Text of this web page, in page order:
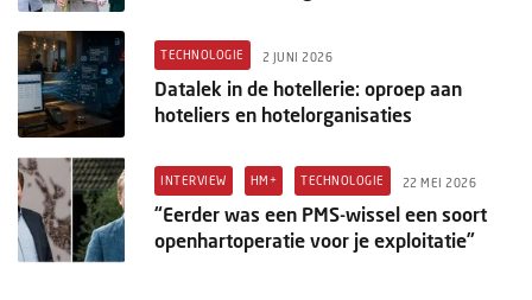
TECHNOLOGIE 2 JUNI 2026
Datalek in de hotellerie: oproep aan
hoteliers en hotelorganisaties
INTERVIEW HM+ TECHNOLOGIE 22 MEI 2026
“Eerder was een PMS-wissel een soort
openhartoperatie voor je exploitatie”